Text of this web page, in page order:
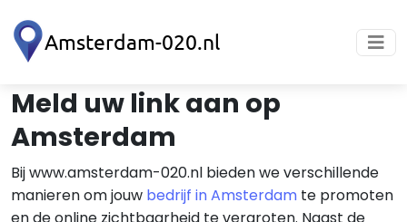
Meld uw link aan op
Amsterdam
Bij www.amsterdam-020.nl bieden we verschillende
manieren om jouw bedrijf in Amsterdam te promoten